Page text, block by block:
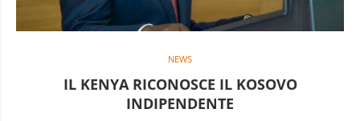
NEWS
IL KENYA RICONOSCE IL KOSOVO
INDIPENDENTE